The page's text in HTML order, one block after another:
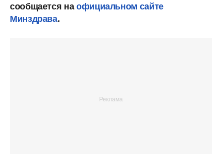
сообщается на официальном сайте
Минздрава.